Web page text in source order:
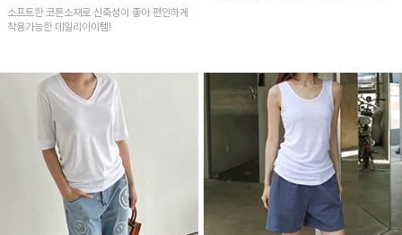
소프트한 코튼소재로 신축성이 좋아 편안하게
착용가능한 데일리아이템!